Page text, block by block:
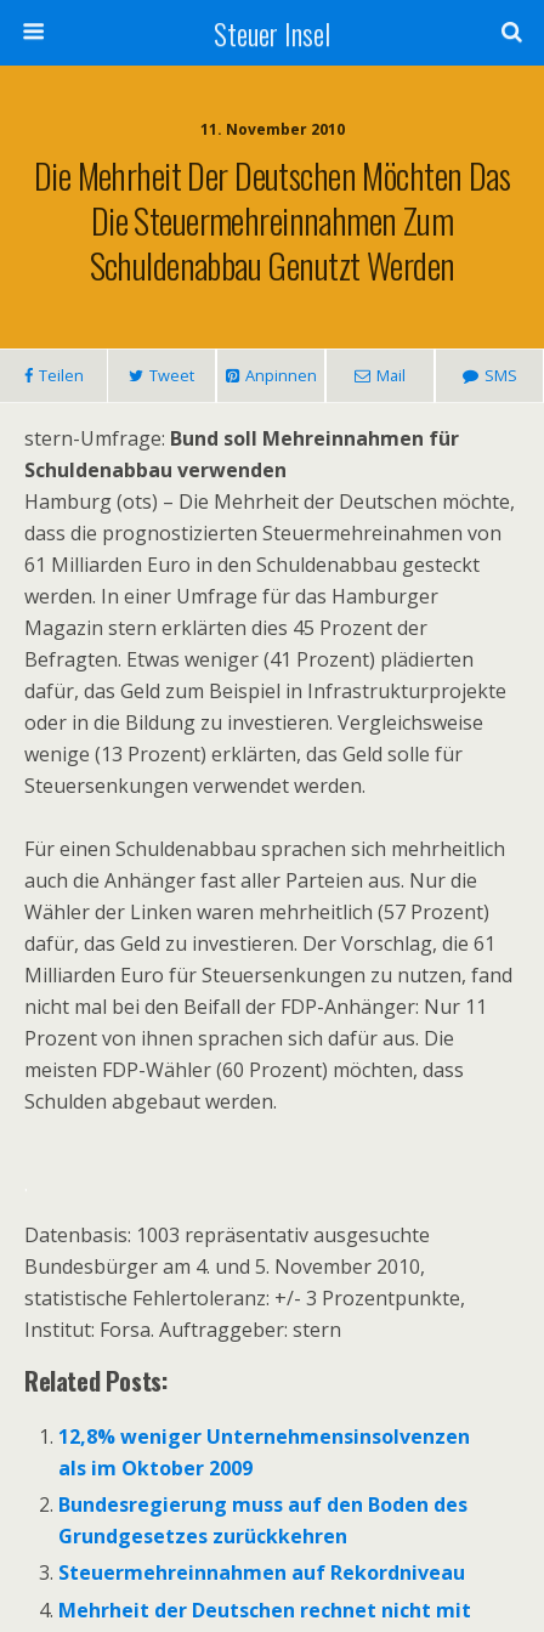
Steuer Insel
11. November 2010
Die Mehrheit Der Deutschen Möchten Das
Die Steuermehreinnahmen Zum
Schuldenabbau Genutzt Werden
Teilen Tweet Anpinnen Mail SMS
stern-Umfrage: Bund soll Mehreinnahmen für
Schuldenabbau verwenden
Hamburg (ots) – Die Mehrheit der Deutschen möchte,
dass die prognostizierten Steuermehreinahmen von
61 Milliarden Euro in den Schuldenabbau gesteckt
werden. In einer Umfrage für das Hamburger
Magazin stern erklärten dies 45 Prozent der
Befragten. Etwas weniger (41 Prozent) plädierten
dafür, das Geld zum Beispiel in Infrastrukturprojekte
oder in die Bildung zu investieren. Vergleichsweise
wenige (13 Prozent) erklärten, das Geld solle für
Steuersenkungen verwendet werden.
Für einen Schuldenabbau sprachen sich mehrheitlich
auch die Anhänger fast aller Parteien aus. Nur die
Wähler der Linken waren mehrheitlich (57 Prozent)
dafür, das Geld zu investieren. Der Vorschlag, die 61
Milliarden Euro für Steuersenkungen zu nutzen, fand
nicht mal bei den Beifall der FDP-Anhänger: Nur 11
Prozent von ihnen sprachen sich dafür aus. Die
meisten FDP-Wähler (60 Prozent) möchten, dass
Schulden abgebaut werden.
Datenbasis: 1003 repräsentativ ausgesuchte
Bundesbürger am 4. und 5. November 2010,
statistische Fehlertoleranz: +/- 3 Prozentpunkte,
Institut: Forsa. Auftraggeber: stern
Related Posts:
12,8% weniger Unternehmensinsolvenzen
als im Oktober 2009
Bundesregierung muss auf den Boden des
Grundgesetzes zurückkehren
Steuermehreinnahmen auf Rekordniveau
Mehrheit der Deutschen rechnet nicht mit